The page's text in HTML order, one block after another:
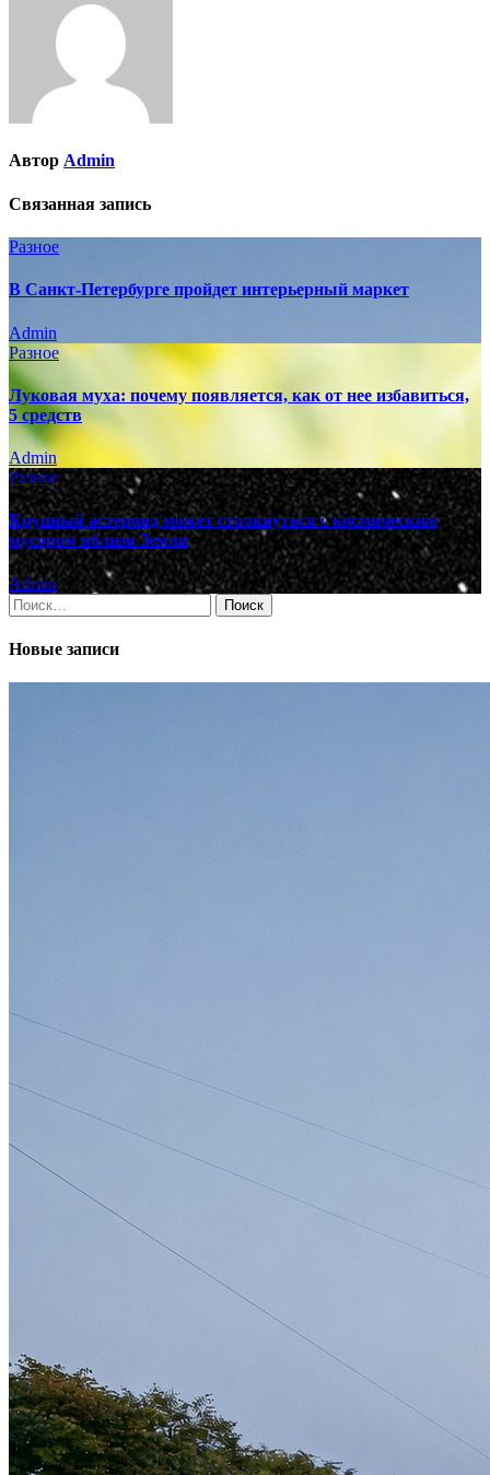
Автор Admin
Связанная запись
Разное
В Санкт-Петербурге пройдет интерьерный маркет
Admin
Разное
Луковая муха: почему появляется, как от нее избавиться,
5 средств
Admin
Разное
Крупный астероид может столкнуться с космическим
мусором вблизи Земли
Admin
Найти:
Новые записи